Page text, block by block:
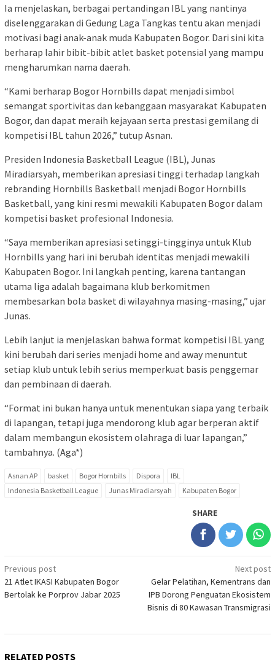
Ia menjelaskan, berbagai pertandingan IBL yang nantinya
diselenggarakan di Gedung Laga Tangkas tentu akan menjadi
motivasi bagi anak-anak muda Kabupaten Bogor. Dari sini kita
berharap lahir bibit-bibit atlet basket potensial yang mampu
mengharumkan nama daerah.
“Kami berharap Bogor Hornbills dapat menjadi simbol
semangat sportivitas dan kebanggaan masyarakat Kabupaten
Bogor, dan dapat meraih kejayaan serta prestasi gemilang di
kompetisi IBL tahun 2026,” tutup Asnan.
Presiden Indonesia Basketball League (IBL), Junas
Miradiarsyah, memberikan apresiasi tinggi terhadap langkah
rebranding Hornbills Basketball menjadi Bogor Hornbills
Basketball, yang kini resmi mewakili Kabupaten Bogor dalam
kompetisi basket profesional Indonesia.
“Saya memberikan apresiasi setinggi-tingginya untuk Klub
Hornbills yang hari ini berubah identitas menjadi mewakili
Kabupaten Bogor. Ini langkah penting, karena tantangan
utama liga adalah bagaimana klub berkomitmen
membesarkan bola basket di wilayahnya masing-masing,” ujar
Junas.
Lebih lanjut ia menjelaskan bahwa format kompetisi IBL yang
kini berubah dari series menjadi home and away menuntut
setiap klub untuk lebih serius memperkuat basis penggemar
dan pembinaan di daerah.
“Format ini bukan hanya untuk menentukan siapa yang terbaik
di lapangan, tetapi juga mendorong klub agar berperan aktif
dalam membangun ekosistem olahraga di luar lapangan,”
tambahnya. (Aga*)
Asnan AP basket Bogor Hornbills Dispora
IBL
Indonesia Basketball League
Junas Miradiarsyah Kabupaten Bogor
SHARE
Post
navigation
Previous post
21 Atlet IKASI Kabupaten Bogor
Bertolak ke Porprov Jabar 2025
Next post
Gelar Pelatihan, Kementrans dan
IPB Dorong Penguatan Ekosistem
Bisnis di 80 Kawasan Transmigrasi
RELATED POSTS